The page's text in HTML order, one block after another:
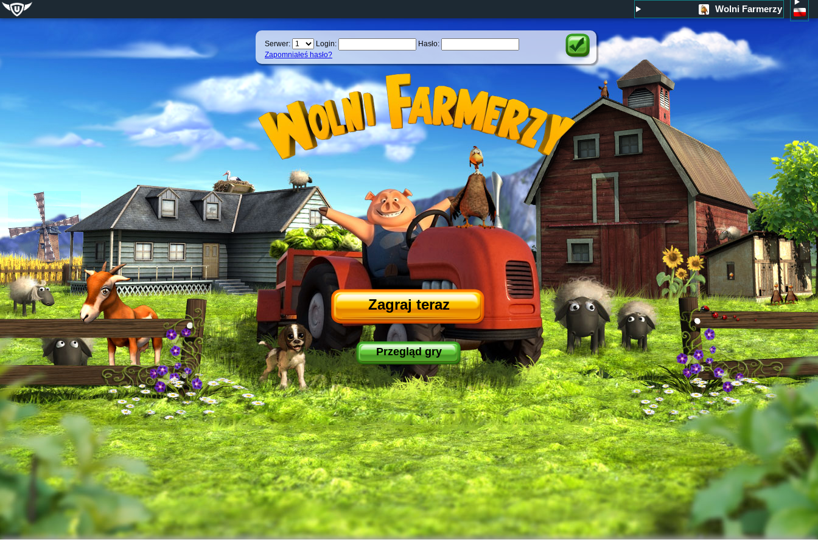
Serwer: Login:
Hasło:
Zapomniałeś hasło?
Zagraj teraz
Przegląd gry
Wolni Farmerzy